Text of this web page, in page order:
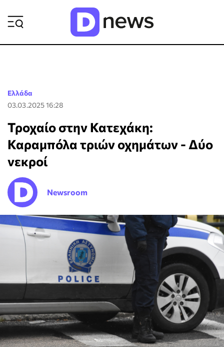
Ελλάδα
03.03.2025 16:28
Τροχαίο στην Κατεχάκη:
Καραμπόλα τριών οχημάτων - Δύο
νεκροί
Newsroom